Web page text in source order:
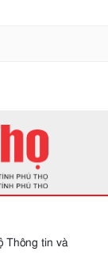
Thông tin và